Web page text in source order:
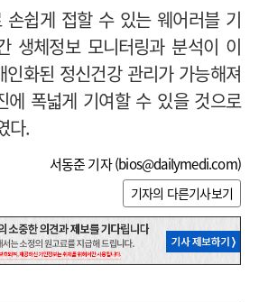
쉽게 접할 수 있는 웨어러블 기
생체정보 모니터링과 분석이 이
인화된 정신건강 관리가 가능해져
에 폭넓게 기여할 수 있을 것으로
다.
서동준 기자 (bios@dailymedi.com)
기자의 다른기사보기